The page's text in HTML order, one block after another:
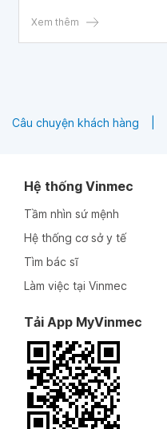
Xem thêm
Câu chuyện khách hàng
Hệ thống Vinmec
Tầm nhìn sứ mệnh
Hệ thống cơ sở y tế
Tìm bác sĩ
Làm việc tại Vinmec
Tải App MyVinmec